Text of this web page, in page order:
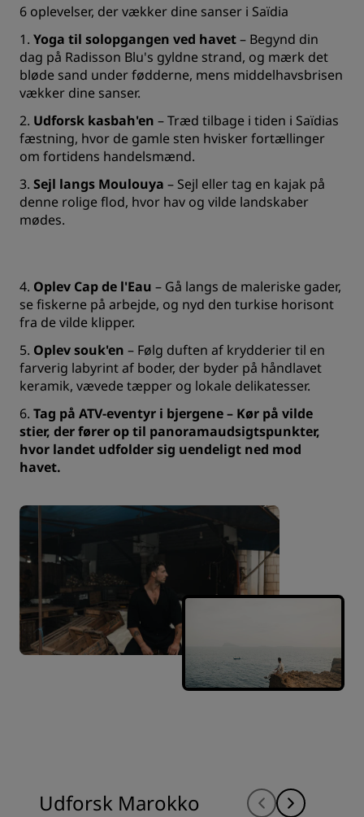
6 oplevelser, der vækker dine sanser i Saïdia
1. Yoga til solopgangen ved havet– Begynd din
dag på Radisson Blu's gyldne strand, og mærk det
bløde sand under fødderne, mens middelhavsbrisen
vækker dine sanser.
2. Udforsk kasbah'en – Træd tilbage i tiden i Saïdias
fæstning, hvor de gamle sten hvisker fortællinger
om fortidens handelsmænd.
3. Sejl langs Moulouya – Sejl eller tag en kajak på
denne rolige flod, hvor hav og vilde landskaber
mødes.
4. Oplev Cap de l'Eau – Gå langs de maleriske gader,
se fiskerne på arbejde, og nyd den turkise horisont
fra de vilde klipper.
5. Oplev souk'en – Følg duften af krydderier til en
farverig labyrint af boder, der byder på håndlavet
keramik, vævede tæpper og lokale delikatesser.
6. Tag på ATV-eventyr i bjergene– Kør på vilde
stier, der fører op til panoramaudsigtspunkter,
hvor landet udfolder sig uendeligt ned mod
havet.
Udforsk Marokko